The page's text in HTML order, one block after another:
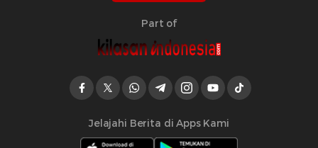
Part of
Jelajahi Berita di Apps Kami